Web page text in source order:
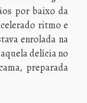
por baixo da
ritmo e
enrolada na
delícia no
preparada